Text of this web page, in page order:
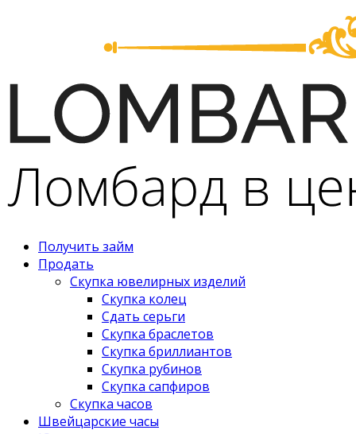
Получить займ
Продать
Скупка ювелирных изделий
Скупка колец
Сдать серьги
Скупка браслетов
Скупка бриллиантов
Скупка рубинов
Скупка сапфиров
Скупка часов
Швейцарские часы